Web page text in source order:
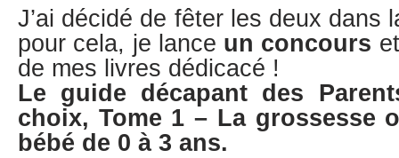
J’ai décidé de fêter les deux dans
pour cela, je lance un concours
de mes livres dédicacé !
Le guide décapant des
choix, Tome 1 – La grossesse
bébé de 0 à 3 ans.